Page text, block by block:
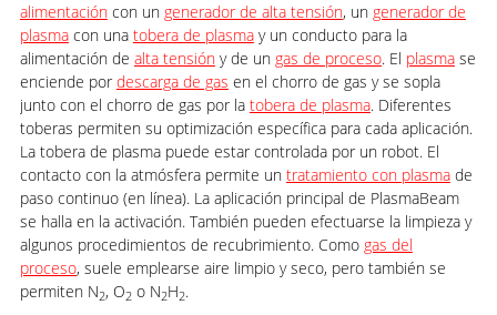
alimentacióncon un generador de alta tensión, un generador de
plasmacon una tobera de plasmay un conducto para la
alimentación de alta tensióny de un gas de proceso. El plasmase
enciende por descarga de gas en el chorro de gas y se sopla
junto con el chorro de gas por la tobera de plasma. Diferentes
toberas permiten su optimización específica para cada aplicación.
La tobera de plasma puede estar controlada por un robot. El
contacto con la atmósfera permite un tratamiento con plasmade
paso continuo (en línea). La aplicación principal de PlasmaBeam
se halla en la activación. También pueden efectuarse la limpieza y
algunos procedimientos de recubrimiento. Como gas del
proceso, suele emplearse aire limpio y seco, pero también se
permiten N2, O2o N2H2.